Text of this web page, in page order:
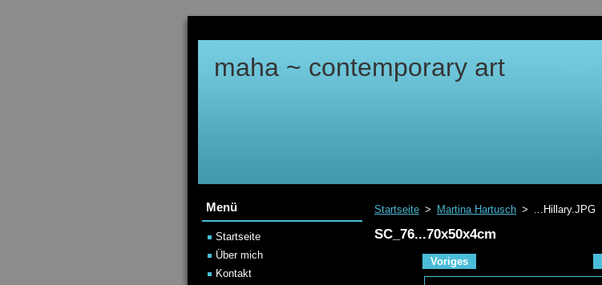
maha ~ contemporary art
Startseite > Martina Hartusch > ...Hillary.JPG
SC_76...70x50x4cm
Voriges
Menü
Startseite
Über mich
Kontakt